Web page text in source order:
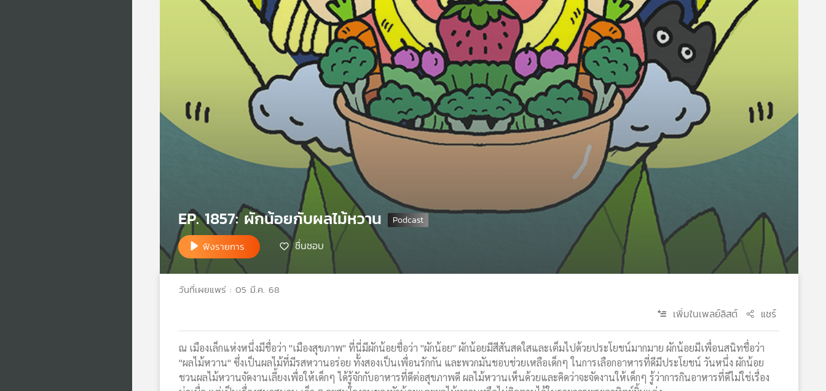
EP. 1857: ผักน้อยกับผลไม้หวาน
ฟังรายการ ชื่นชอบ
วันที่เผยแพร่ : 05 มี.ค. 68
เพิ่มในเพลย์ลิสต์ แชร์
ณ เมืองเล็กแห่งหนึ่งมีชื่อว่า "เมืองสุขภาพ" ที่นี่มีผักน้อยชื่อว่า "ผักน้อย" ผักน้อยมีสีสันสดใสและเต็มไปด้วยประโยชน์มากมาย ผักน้อยมีเพื่อนสนิทชื่อว่า
"ผลไม้หวาน" ซึ่งเป็นผลไม้ที่มีรสหวานอร่อย ทั้งสองเป็นเพื่อนรักกัน และพวกมันชอบช่วยเหลือเด็กๆ ในการเลือกอาหารที่ดีมีประโยชน์ วันหนึ่ง ผักน้อย
ชวนผลไม้หวานจัดงานเลี้ยงเพื่อให้เด็กๆ ได้รู้จักกับอาหารที่ดีต่อสุขภาพดี ผลไม้หวานเห็นด้วยและคิดว่าจะจัดงานให้เด็กๆ รู้ว่าการกินอาหารที่ดีไม่ใช่เรื่อง